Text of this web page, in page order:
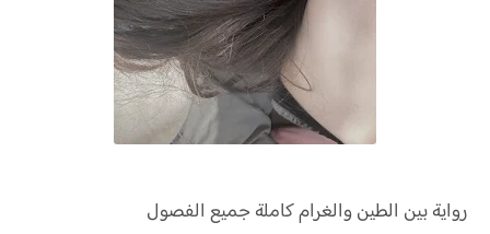
روايةبين الطين والغرام كاملة جميع الفصول